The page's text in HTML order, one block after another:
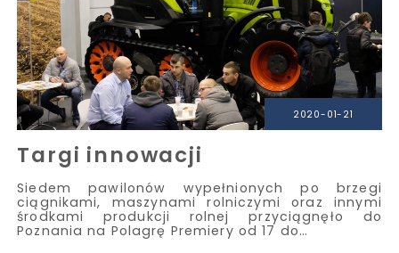
2020-01-21
Targi innowacji
Siedem pawilonów wypełnionych po brzegi
ciągnikami, maszynami rolniczymi oraz innymi
środkami produkcji rolnej przyciągnęło do
Poznania na Polagrę Premiery od 17 do…